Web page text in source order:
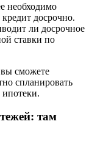
необходимо
досрочно.
ли досрочное
ставки по
вы сможете
спланировать
там